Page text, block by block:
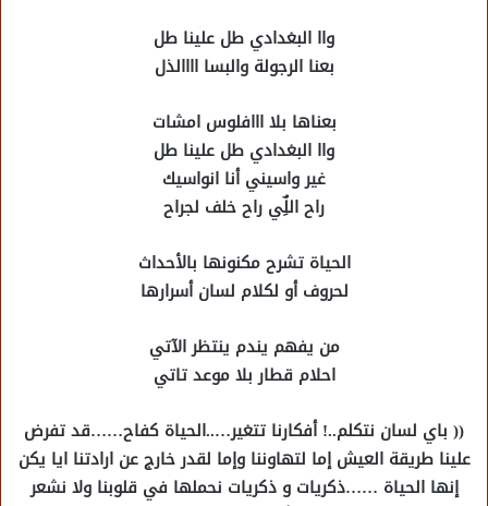
واا البغدادي طل علينا طل
بعنا الرجولة والبسا اااالذل
بعناها بلا ااافلوس امشات
واا البغدادي طل علينا طل
غير واسيني أنا انواسيك
راح اللٌِي راح خلف لجراح
الحياة تشرح مكنونها بالأحداث
لحروف أو لكلام لسان أسرارها
من يفهم يندم ينتظر الآتي
احلام قطار بلا موعد تاتي
(( باي لسان نتكلم..! أفكارنا تتغير…..الحياة كفاح……قد تفرض
علينا طريقة العيش إما لتهاوننا وإما لقدر خارج عن ارادتنا ايا يكن
إنها الحياة ……ذكريات و ذكريات نحملها في قلوبنا ولا نشعر